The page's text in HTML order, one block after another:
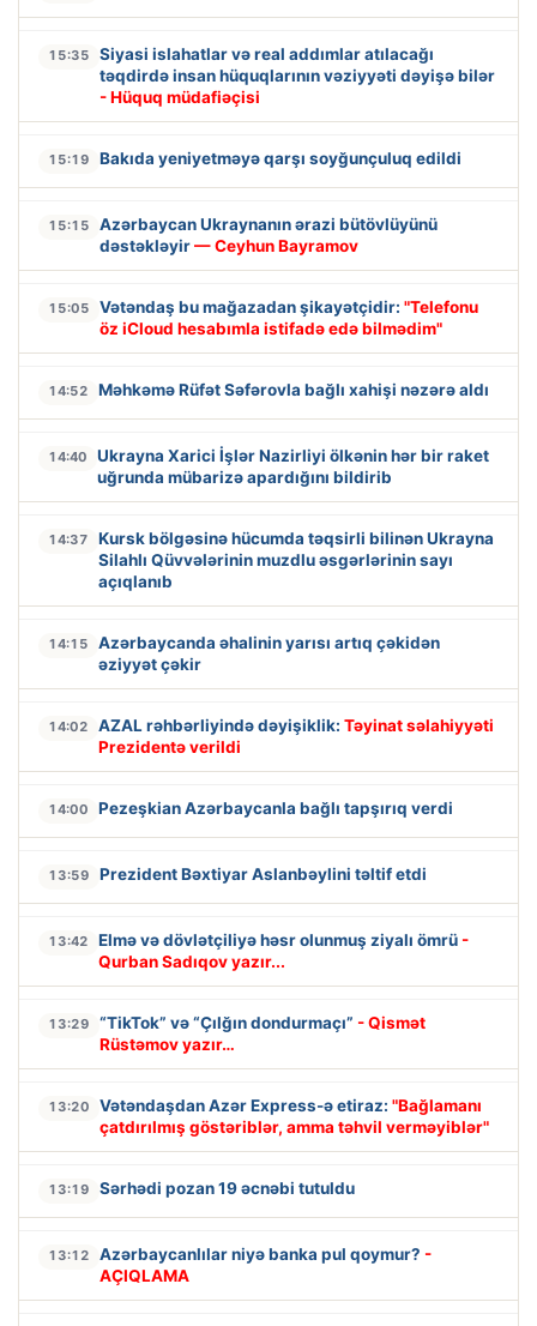
15:35
Siyasi islahatlar və real addımlar atılacağı
təqdirdə insan hüquqlarının vəziyyəti dəyişə bilər
- Hüquq müdafiəçisi
15:19 Bakıda yeniyetməyə qarşı soyğunçuluq edildi
15:15
Azərbaycan Ukraynanın ərazi bütövlüyünü
dəstəkləyir— Ceyhun Bayramov
15:05 Vətəndaş bu mağazadan şikayətçidir: "Telefonu
öz iCloud hesabımla istifadə edə bilmədim"
14:52 Məhkəmə Rüfət Səfərovla bağlı xahişi nəzərə aldı
14:40
Ukrayna Xarici İşlər Nazirliyi ölkənin hər bir raket
uğrunda mübarizə apardığını bildirib
14:37
Kursk bölgəsinə hücumda təqsirli bilinən Ukrayna
Silahlı Qüvvələrinin muzdlu əsgərlərinin sayı
açıqlanıb
14:15
Azərbaycanda əhalinin yarısı artıq çəkidən
əziyyət çəkir
14:02 AZAL rəhbərliyində dəyişiklik: Təyinat səlahiyyəti
Prezidentə verildi
14:00 Pezeşkian Azərbaycanla bağlı tapşırıq verdi
13:59 Prezident Bəxtiyar Aslanbəylini təltif etdi
13:42 Elmə və dövlətçiliyə həsr olunmuş ziyalı ömrü -
Qurban Sadıqov yazır...
13:29 “TikTok” və “Çılğın dondurmaçı” - Qismət
Rüstəmov yazır…
13:20 Vətəndaşdan Azər Express-ə etiraz: "Bağlamanı
çatdırılmış göstəriblər, amma təhvil verməyiblər"
13:19 Sərhədi pozan 19 əcnəbi tutuldu
13:12 Azərbaycanlılar niyə banka pul qoymur? -
AÇIQLAMA